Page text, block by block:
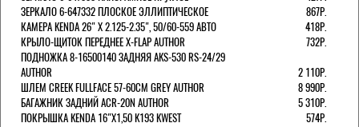
ЗЕРКАЛО 6-647332 ПЛОСКОЕ ЭЛЛИПТИЧЕСКОЕ
867Р.
КАМЕРА KENDA 26" Х 2.125-2.35", 50/60-559 АВТО
418Р.
КРЫЛО-ЩИТОК ПЕРЕДНЕЕ X-FLAP AUTHOR
732Р.
ПОДНОЖКА 8-16500140 ЗАДНЯЯ AKS-530 RS-24/29
AUTHOR
2 110Р.
ШЛЕМ CREEK FULLFACE 57-60СМ GREY AUTHOR
8 990Р.
БАГАЖНИК ЗАДНИЙ ACR-20N AUTHOR
5 310Р.
ПОКРЫШКА KENDA 16"Х1,50 K193 KWEST
574Р.